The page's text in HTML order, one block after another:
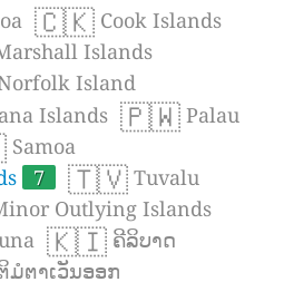
🇨🇰 Cook Islands
Islands
Island
Islands 🇵🇼 Palau
Samoa
7 🇹🇻 Tuvalu
Outlying Islands
🇰🇮 ຄີລິບາດ
ມໍຕາເວັນອອກ